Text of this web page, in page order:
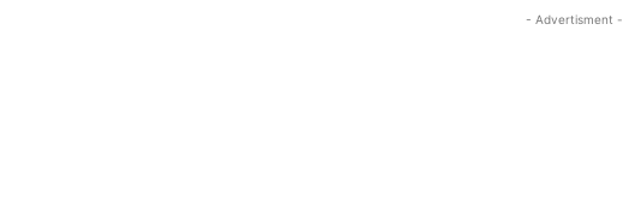
- Advertisment -